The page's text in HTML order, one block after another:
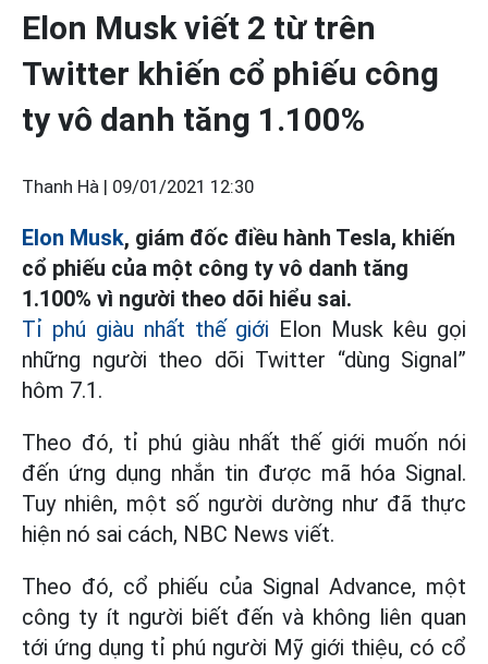
Elon Musk viết 2 từ trên
Twitter khiến cổ phiếu công
ty vô danh tăng 1.100%
Thanh Hà | 09/01/2021 12:30
Elon Musk, giám đốc điều hành Tesla, khiến
cổ phiếu của một công ty vô danh tăng
1.100% vì người theo dõi hiểu sai.
Tỉ phú giàu nhất thế giới Elon Musk kêu gọi
những người theo dõi Twitter “dùng Signal”
hôm 7.1.
Theo đó, tỉ phú giàu nhất thế giới muốn nói
đến ứng dụng nhắn tin được mã hóa Signal.
Tuy nhiên, một số người dường như đã thực
hiện nó sai cách, NBC News viết.
Theo đó, cổ phiếu của Signal Advance, một
công ty ít người biết đến và không liên quan
tới ứng dụng tỉ phú người Mỹ giới thiệu, có cổ